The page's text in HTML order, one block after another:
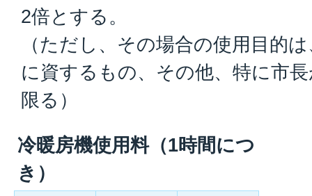
2倍とする。
（ただし、その場合の使用目的
に資するもの、その他、特に市
限る）
冷暖房機使用料（1時間につ
き）